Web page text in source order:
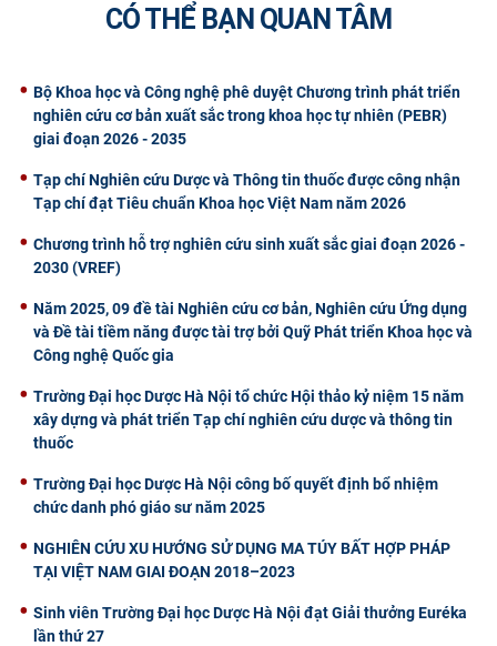
CÓ THỂ BẠN QUAN TÂM
Bộ Khoa học và Công nghệ phê duyệt Chương trình phát triển
nghiên cứu cơ bản xuất sắc trong khoa học tự nhiên (PEBR)
giai đoạn 2026 - 2035
Tạp chí Nghiên cứu Dược và Thông tin thuốc được công nhận
Tạp chí đạt Tiêu chuẩn Khoa học Việt Nam năm 2026
Chương trình hỗ trợ nghiên cứu sinh xuất sắc giai đoạn 2026 -
2030 (VREF)
Năm 2025, 09 đề tài Nghiên cứu cơ bản, Nghiên cứu Ứng dụng
và Đề tài tiềm năng được tài trợ bởi Quỹ Phát triển Khoa học và
Công nghệ Quốc gia
Trường Đại học Dược Hà Nội tổ chức Hội thảo kỷ niệm 15 năm
xây dựng và phát triển Tạp chí nghiên cứu dược và thông tin
thuốc
Trường Đại học Dược Hà Nội công bố quyết định bổ nhiệm
chức danh phó giáo sư năm 2025
NGHIÊN CỨU XU HƯỚNG SỬ DỤNG MA TÚY BẤT HỢP PHÁP
TẠI VIỆT NAM GIAI ĐOẠN 2018–2023
Sinh viên Trường Đại học Dược Hà Nội đạt Giải thưởng Euréka
lần thứ 27